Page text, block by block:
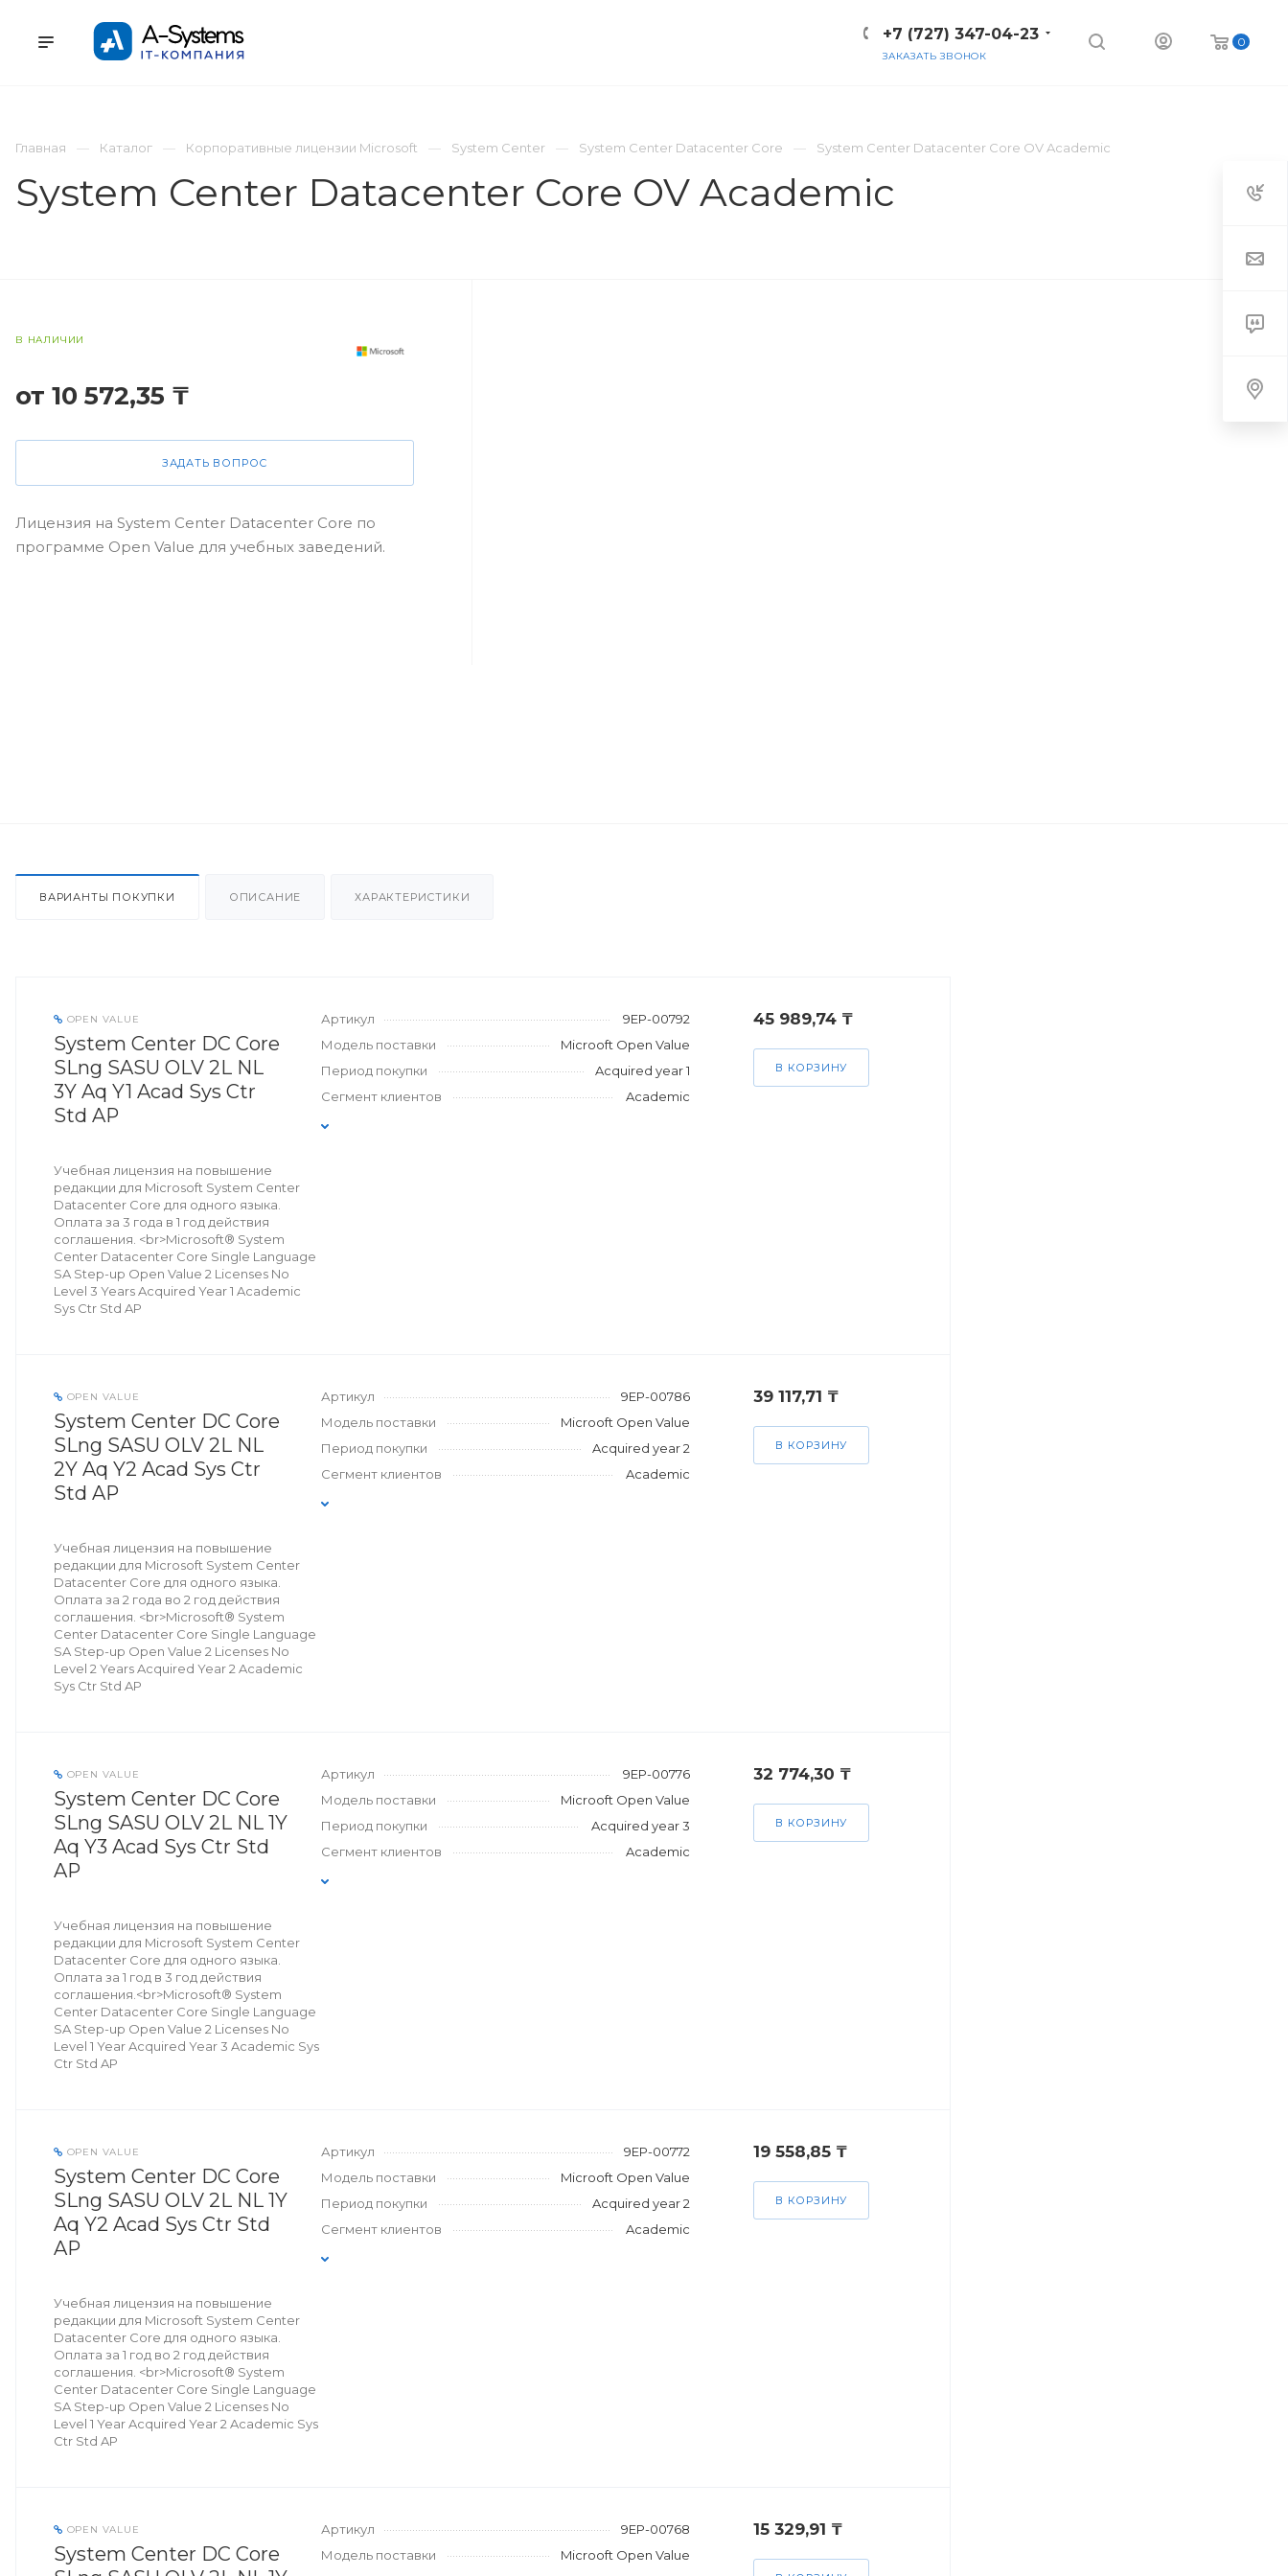
0
+7 (727) 347-04-23
ЗАКАЗАТЬ ЗВОНОК
Главная
Каталог Корпоративные лицензии Microsoft System Center System Center Datacenter Core System Center Datacenter Core OV Academic
System Center Datacenter Core OV Academic
В НАЛИЧИИ
от 10 572,35 ₸
ЗАДАТЬ ВОПРОС
Лицензия на System Center Datacenter Core по
программе Open Value для учебных заведений.
ВАРИАНТЫ ПОКУПКИ ОПИСАНИЕ ХАРАКТЕРИСТИКИ
OPEN VALUE
System Center DC Core
SLng SASU OLV 2L NL
3Y Aq Y1 Acad Sys Ctr
Std AP
Учебная лицензия на повышение
редакции для Microsoft System Center
Datacenter Core для одного языка.
Оплата за 3 года в 1 год действия
соглашения. <br>Microsoft® System
Center Datacenter Core Single Language
SA Step-up Open Value 2 Licenses No
Level 3 Years Acquired Year 1 Academic
Sys Ctr Std AP
Артикул
9EP-00792
Модель поставки
Microoft Open Value
Период покупки
Acquired year 1
Сегмент клиентов
Academic
45 989,74 ₸
В КОРЗИНУ
OPEN VALUE
System Center DC Core
SLng SASU OLV 2L NL
2Y Aq Y2 Acad Sys Ctr
Std AP
Учебная лицензия на повышение
редакции для Microsoft System Center
Datacenter Core для одного языка.
Оплата за 2 года во 2 год действия
соглашения. <br>Microsoft® System
Center Datacenter Core Single Language
SA Step-up Open Value 2 Licenses No
Level 2 Years Acquired Year 2 Academic
Sys Ctr Std AP
Артикул
9EP-00786
Модель поставки
Microoft Open Value
Период покупки
Acquired year 2
Сегмент клиентов
Academic
39 117,71 ₸
В КОРЗИНУ
OPEN VALUE
System Center DC Core
SLng SASU OLV 2L NL 1Y
Aq Y3 Acad Sys Ctr Std
AP
Учебная лицензия на повышение
редакции для Microsoft System Center
Datacenter Core для одного языка.
Оплата за 1 год в 3 год действия
соглашения.<br>Microsoft® System
Center Datacenter Core Single Language
SA Step-up Open Value 2 Licenses No
Level 1 Year Acquired Year 3 Academic Sys
Ctr Std AP
Артикул
9EP-00776
Модель поставки
Microoft Open Value
Период покупки
Acquired year 3
Сегмент клиентов
Academic
32 774,30 ₸
В КОРЗИНУ
OPEN VALUE
System Center DC Core
SLng SASU OLV 2L NL 1Y
Aq Y2 Acad Sys Ctr Std
AP
Учебная лицензия на повышение
редакции для Microsoft System Center
Datacenter Core для одного языка.
Оплата за 1 год во 2 год действия
соглашения. <br>Microsoft® System
Center Datacenter Core Single Language
SA Step-up Open Value 2 Licenses No
Level 1 Year Acquired Year 2 Academic Sys
Ctr Std AP
Артикул
9EP-00772
Модель поставки
Microoft Open Value
Период покупки
Acquired year 2
Сегмент клиентов
Academic
19 558,85 ₸
В КОРЗИНУ
OPEN VALUE
System Center DC Core
Артикул
9EP-00768
Модель поставки
Microoft Open Value
15 329,91 ₸